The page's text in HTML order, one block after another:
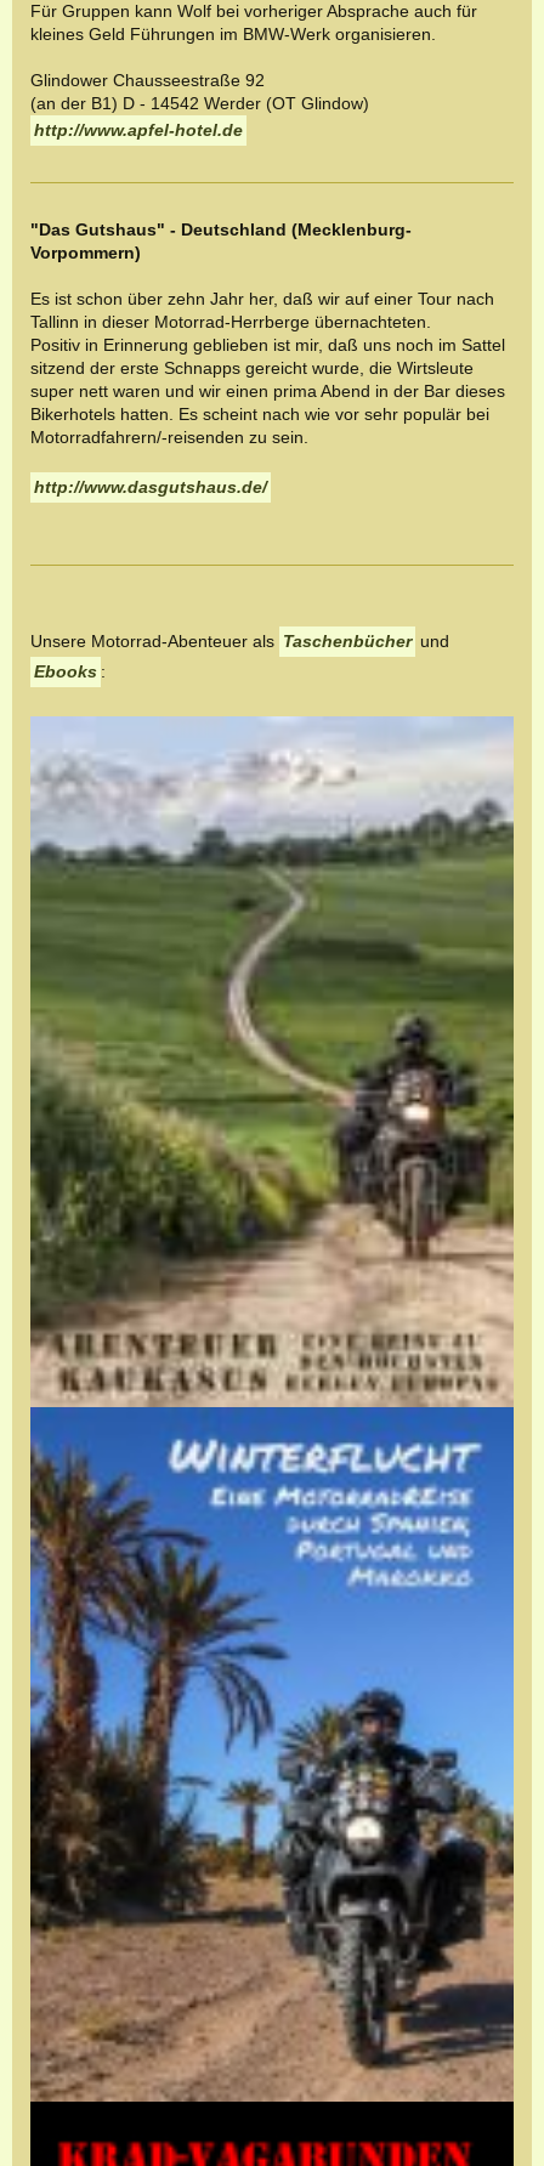
Für Gruppen kann Wolf bei vorheriger Absprache auch für
kleines Geld Führungen im BMW-Werk organisieren.
Glindower Chausseestraße 92
(an der B1) D - 14542 Werder (OT Glindow)
http://www.apfel-hotel.de
"Das Gutshaus" - Deutschland (Mecklenburg-
Vorpommern)
Es ist schon über zehn Jahr her, daß wir auf einer Tour nach
Tallinn in dieser Motorrad-Herrberge übernachteten.
Positiv in Erinnerung geblieben ist mir, daß uns noch im Sattel
sitzend der erste Schnapps gereicht wurde, die Wirtsleute
super nett waren und wir einen prima Abend in der Bar dieses
Bikerhotels hatten. Es scheint nach wie vor sehr populär bei
Motorradfahrern/-reisenden zu sein.
http://www.dasgutshaus.de/
Unsere Motorrad-Abenteuer als Taschenbücher und
Ebooks :